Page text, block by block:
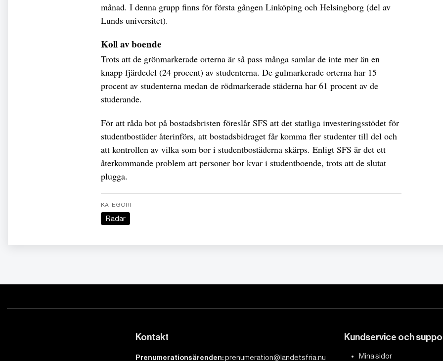
månad. I denna grupp finns för första gången Linköping och Helsingborg (del av
Lunds universitet).
Koll av boende
Trots att de grönmarkerade orterna är så pass många samlar de inte mer än en
knapp fjärdedel (24 procent) av studenterna. De gulmarkerade orterna har 15
procent av studenterna medan de rödmarkerade städerna har 61 procent av de
studerande.
För att råda bot på bostadsbristen föreslår SFS att det statliga investeringsstödet för
studentbostäder återinförs, att bostadsbidraget får komma fler studenter till del och
att kontrollen av vilka som bor i studentbostäderna skärps. Enligt SFS är det ett
återkommande problem att personer bor kvar i studentboende, trots att de slutat
plugga.
KATEGORI
Radar
Kontakt
Prenumerationsärenden:prenumeration@landetsfria.nu
Kundservice och
Mina sidor